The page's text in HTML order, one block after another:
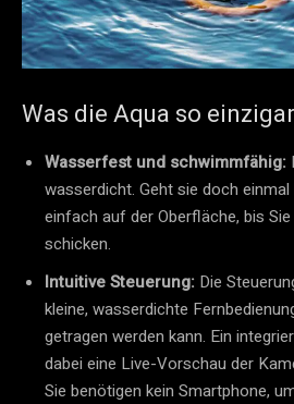
Was die Aqua so
Wasserfest und schwimmfähig:
wasserdicht. Geht sie doch
einfach auf der Oberfläche, bis
schicken.
Intuitive Steuerung: Die
kleine, wasserdichte
getragen werden kann. Ein
dabei eine Live-Vorschau der
Sie benötigen kein Smartphone,